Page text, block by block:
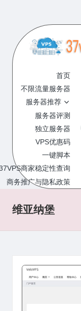
content
7
V
P
S
主
机
评
测
的
VPS
网
站
首页
不限流量服务器
服务器推荐
服务器评测
独立服务器
VPS优惠码
一键脚本
商家稳定性查询
商务推广与隐私政策
维亚纳堡